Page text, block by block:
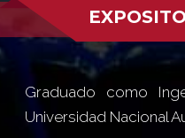
Graduado como
Universidad Nacional